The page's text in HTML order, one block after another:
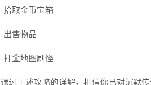
-拾取金币宝箱
-出售物品
-打金地图刷怪
通过上述攻略的详解，相信你已对沉默